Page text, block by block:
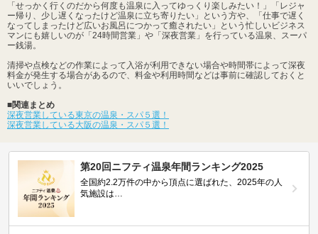
「せっかく行くのだから何度も温泉に入ってゆっくり楽しみたい！」「レジャ
ー帰り、少し遅くなったけど温泉に立ち寄りたい」という方や、「仕事で遅く
なってしまったけど広いお風呂につかって癒されたい」という忙しいビジネス
マンにも嬉しいのが「24時間営業」や「深夜営業」を行っている温泉、スーパ
ー銭湯。
清掃や点検などの作業によって入浴が利用できない場合や時間帯によって深夜
料金が発生する場合があるので、料金や利用時間などは事前に確認しておくと
いいでしょう。
■関連まとめ
深夜営業している東京の温泉・スパ５選！
深夜営業している大阪の温泉・スパ５選！
第20回ニフティ温泉年間ランキング2025
全国約2.2万件の中から頂点に選ばれた、2025年の人
気施設は…